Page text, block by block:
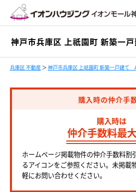
神戸市兵庫区 上祇園町 新築一
兵庫区 不動産 ＞ 神戸市兵庫区 上祇園町 新築一戸建て
購入時の仲介手
購入時は
仲介手数料最
ホームページ掲載物件の仲介手数料割
るアイコンをご参照ください。未掲載
軽にお問い合わせください。